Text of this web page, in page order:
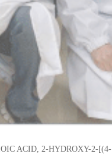
ACID, 2-HYDROXY-2-[(4-